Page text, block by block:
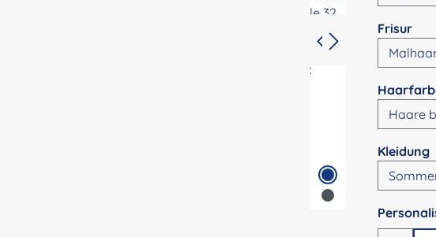
Frisur
Kleidung